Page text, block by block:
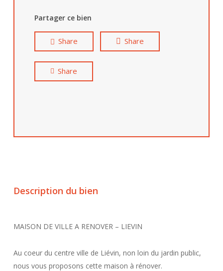
Partager ce bien
Share Share
Share
Description du bien
MAISON DE VILLE A RENOVER – LIEVIN
Au coeur du centre ville de Liévin, non loin du jardin public,
nous vous proposons cette maison à rénover.